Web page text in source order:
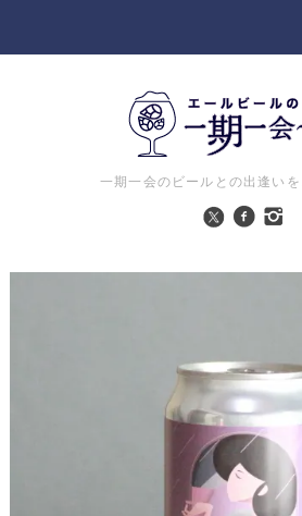
一期一会のビールとの出逢いを